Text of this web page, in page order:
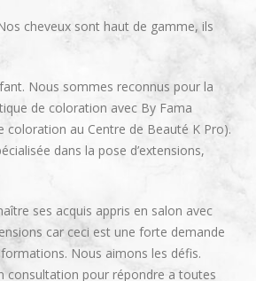
cheveux sont haut de gamme, ils
Nous sommes reconnus pour la
de coloration avec By Fama
au Centre de Beauté K Pro).
dans la pose d’extensions,
ses acquis appris en salon avec
car ceci est une forte demande
Nous aimons les défis.
consultation pour répondre a toutes